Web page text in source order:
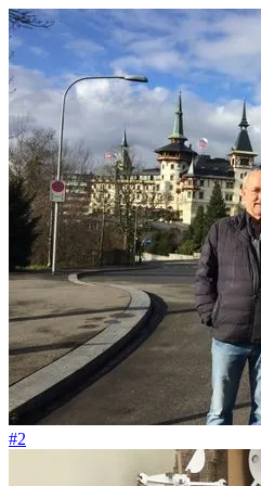
#67
Wir sind gar keine traditionelle Schule
#2